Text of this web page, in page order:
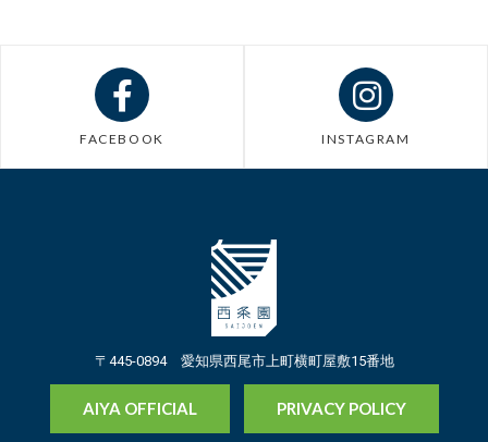
FACEBOOK INSTAGRAM
〒445-0894 愛知県西尾市上町横町屋敷15番地
AIYA OFFICIAL PRIVACY POLICY